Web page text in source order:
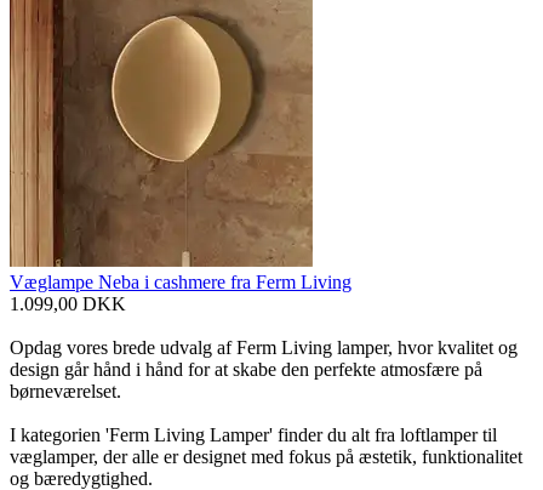
Væglampe Neba i cashmere fra Ferm Living
1.099,00 DKK
Opdag vores brede udvalg af Ferm Living lamper, hvor kvalitet og
design går hånd i hånd for at skabe den perfekte atmosfære på
børneværelset.
I kategorien 'Ferm Living Lamper' finder du alt fra loftlamper til
væglamper, der alle er designet med fokus på æstetik, funktionalitet
og bæredygtighed.